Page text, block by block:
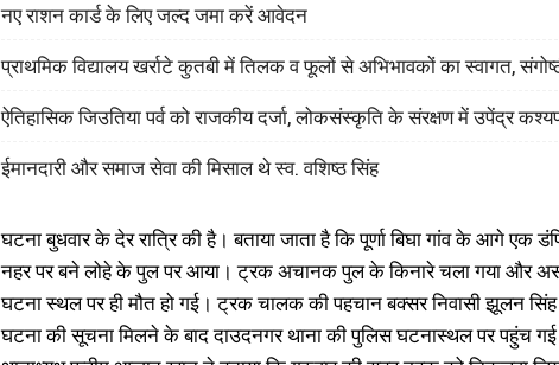
I WANT IN
I've read and accept the Privacy Policy
नए राशन कार्ड के लिए जल्द जमा करें आवेदन
प्राथमिक विद्यालय खर्राटे कुतबी में तिलक व फूलों से अभिभावकों का स्वागत,
ऐतिहासिक जिउतिया पर्व को राजकीय दर्जा, लोकसंस्कृति के संरक्षण में उपेंद्र
ईमानदारी और समाज सेवा की मिसाल थे स्व. वशिष्ठ सिंह
घटना बुधवार के देर रात्रि की है। बताया जाता है कि पूर्णा बिघा गांव के आगे
नहर पर बने लोहे के पुल पर आया। ट्रक अचानक पुल के किनारे चला गया और
घटना स्थल पर ही मौत हो गई। ट्रक चालक की पहचान बक्सर निवासी झूलन
घटना की सूचना मिलने के बाद दाउदनगर थाना की पुलिस घटनास्थल पर पहुंच